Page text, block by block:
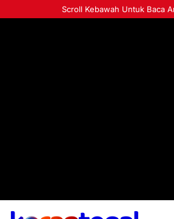
ke
Scroll Kebawah Untuk Baca